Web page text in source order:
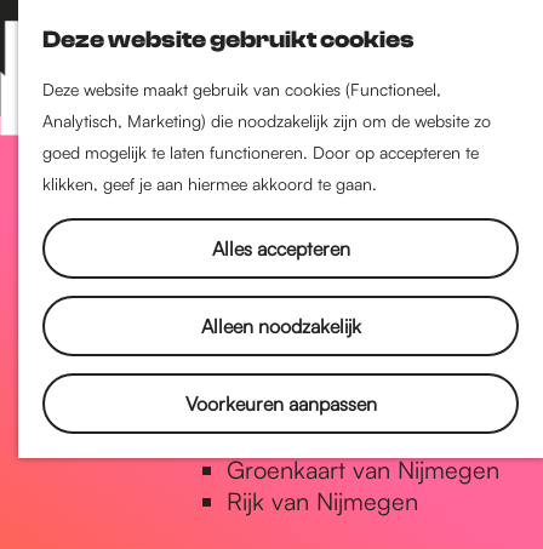
Deze website gebruikt cookies
Deze website maakt gebruik van cookies (Functioneel,
Analytisch, Marketing) die noodzakelijk zijn om de website zo
goed mogelijk te laten functioneren. Door op accepteren te
klikken, geef je aan hiermee akkoord te gaan.
Alles accepteren
Alleen noodzakelijk
Voorkeuren aanpassen
Z
o
e
k
e
K
a
a
r
t
M
e
n
Nijmegen-Nieuw-West
Nijmegen-Oud-West
Dukenburg
Lindenholt
Historie
De oudste stad van
Nederland
Historische tijdlijn
Romeinse Limes
Vrede van Nijmegen Penning
Natuur in Nijmegen
Groenkaart van Nijmegen
Rijk van Nijmegen